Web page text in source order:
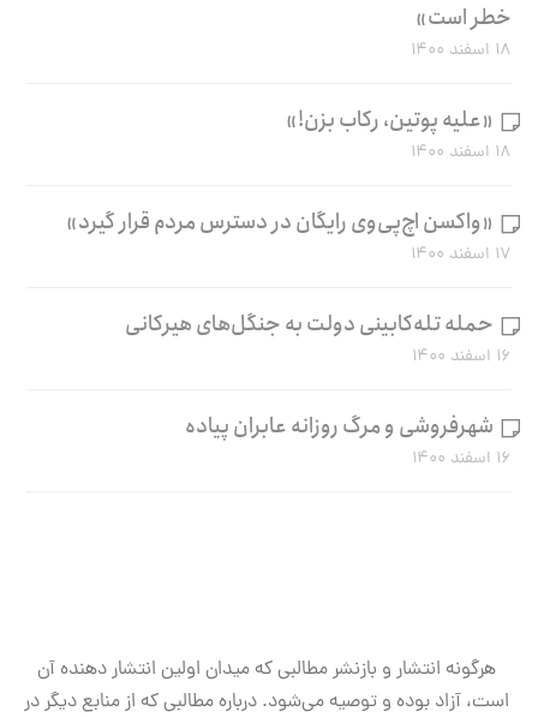
خطر است»
۱۸ اسفند ۱۴۰۰
«علیه پوتین، رکاب بزن!»
۱۸ اسفند ۱۴۰۰
«واکسن اچ‌پی‌وی رایگان در دسترس مردم قرار گیرد»
۱۷ اسفند ۱۴۰۰
حمله تله‌کابینی دولت به جنگل‌های هیرکانی
۱۶ اسفند ۱۴۰۰
شهرفروشی و مرگ روزانه عابران پیاده
۱۶ اسفند ۱۴۰۰
هرگونه انتشار و بازنشر مطالبی که میدان اولین انتشار دهنده آن
است، آزاد بوده و توصیه می‌شود. درباره مطالبی که از منابع دیگر در